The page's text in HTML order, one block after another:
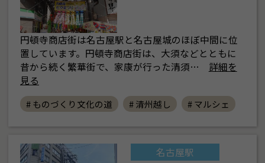
円頓寺商店街は名古屋駅と名古屋城のほぼ中間に位
置しています。円頓寺商店街は、大須などとともに
昔から続く繁華街で、家康が行った清須…
詳細を
見る
# ものづくり文化の道 # 清州越し # マルシェ
名古屋駅